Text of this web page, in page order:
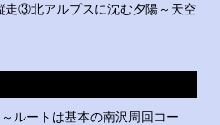
走③北アルプスに沈む夕陽～天空
ルートは基本の南沢周回コー